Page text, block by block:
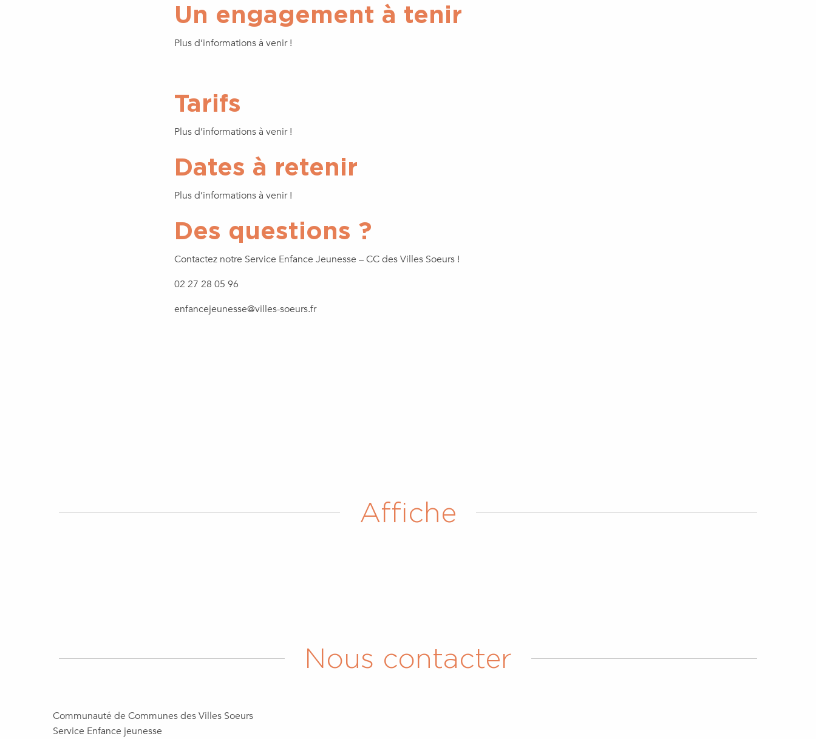
Un engagement à tenir
Plus d’informations à venir !
Tarifs
Plus d’informations à venir !
Dates à retenir
Plus d’informations à venir !
Des questions ?
Contactez notre Service Enfance Jeunesse – CC des Villes Soeurs !
02 27 28 05 96
enfancejeunesse@villes-soeurs.fr
Affiche
Nous contacter
Communauté de Communes des Villes Soeurs
Service Enfance jeunesse